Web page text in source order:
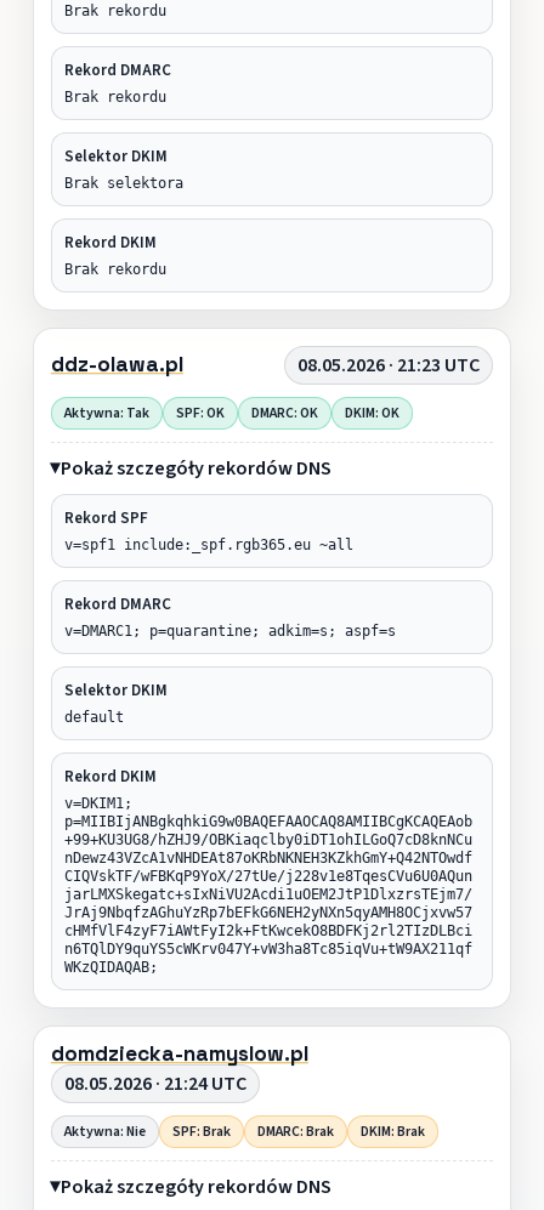
Brak rekordu
Rekord DMARC
Brak rekordu
Selektor DKIM
Brak selektora
Rekord DKIM
Brak rekordu
ddz-olawa.pl 08.05.2026 · 21:23 UTC
Aktywna: Tak SPF: OK DMARC: OK DKIM: OK
Pokaż szczegóły rekordów DNS
Rekord SPF
v=spf1 include:_spf.rgb365.eu ~all
Rekord DMARC
v=DMARC1; p=quarantine; adkim=s; aspf=s
Selektor DKIM
default
Rekord DKIM
v=DKIM1;
p=MIIBIjANBgkqhkiG9w0BAQEFAAOCAQ8AMIIBCgKCAQEAob
+99+KU3UG8/hZHJ9/OBKiaqclby0iDT1ohILGoQ7cD8knNCu
nDewz43VZcA1vNHDEAt87oKRbNKNEH3KZkhGmY+Q42NTOwdf
CIQVskTF/wFBKqP9YoX/27tUe/j228v1e8TqesCVu6U0AQun
jarLMXSkegatc+sIxNiVU2Acdi1uOEM2JtP1DlxzrsTEjm7/
JrAj9NbqfzAGhuYzRp7bEFkG6NEH2yNXn5qyAMH8OCjxvw57
cHMfVlF4zyF7iAWtFyI2k+FtKwcekO8BDFKj2rl2TIzDLBci
n6TQlDY9quYS5cWKrv047Y+vW3ha8Tc85iqVu+tW9AX211qf
WKzQIDAQAB;
domdziecka-namyslow.pl
08.05.2026 · 21:24 UTC
Aktywna: Nie SPF: Brak DMARC: Brak DKIM: Brak
Pokaż szczegóły rekordów DNS